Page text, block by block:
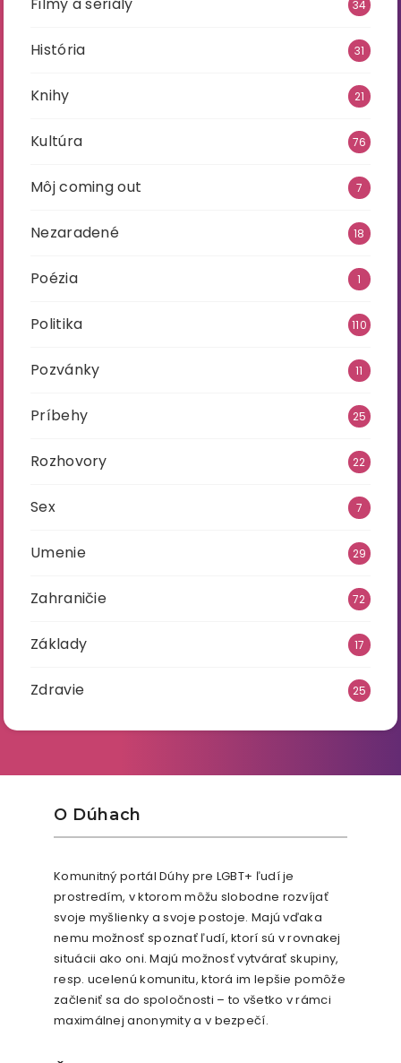
34
História 31
Knihy 21
Kultúra 76
Môj coming out 7
Nezaradené 18
Poézia 1
Politika 110
Pozvánky 11
Príbehy 25
Rozhovory 22
Sex 7
Umenie 29
Zahraničie 72
Základy 17
Zdravie 25
O Dúhach
Komunitný portál Dúhy pre LGBT+ ľudí je
prostredím, v ktorom môžu slobodne rozvíjať
svoje myšlienky a svoje postoje. Majú vďaka
nemu možnosť spoznať ľudí, ktorí sú v rovnakej
situácii ako oni. Majú možnosť vytvárať skupiny,
resp. ucelenú komunitu, ktorá im lepšie pomôže
začleniť sa do spoločnosti – to všetko v rámci
maximálnej anonymity a v bezpečí.